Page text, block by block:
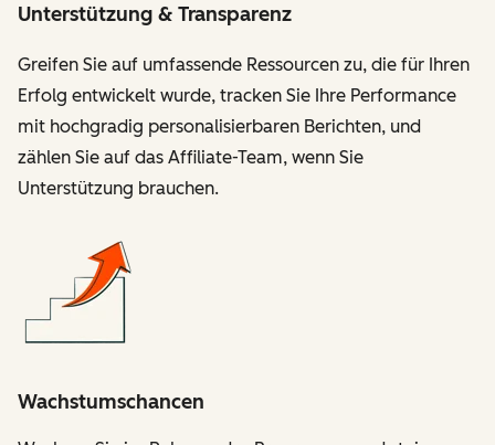
Unterstützung & Transparenz
Greifen Sie auf umfassende Ressourcen zu, die für Ihren
Erfolg entwickelt wurde, tracken Sie Ihre Performance
mit hochgradig personalisierbaren Berichten, und
zählen Sie auf das Affiliate-Team, wenn Sie
Unterstützung brauchen.
Wachstumschancen